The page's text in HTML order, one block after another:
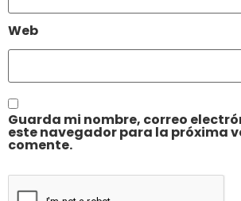
Web
Guarda mi nombre, correo
este navegador para la próxima
comente.